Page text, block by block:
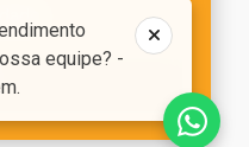
- CNPJ 53.403.643/0001-42
equipe? -